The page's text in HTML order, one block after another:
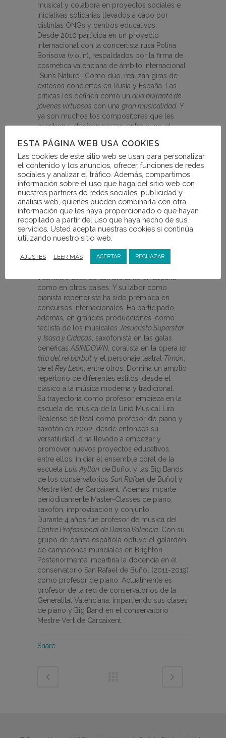
musical y colabora en proyectos sociales e
iniciativas solidarias llevados a cabo por
distintas ONGs y centros educativos.
Desde 2010 participa en un proyecto
internacional con la concertista rusa Polina
Borisova (violín), respaldados por la firma de
cosmética valenciana de ámbito internacional
“Sun’s Nature”. Como dúo, realizan giras de
exitosos conciertos en Rusia y España. Las
críticas los definen como un dúo brillante de
jóvenes virtuosos con una gran musicalidad. Y
ya son muchos los compositores que les
escriben y dedican piezas, entre ellos, el
compositora armenia Elena Machavariani o los
compositores rusos Dmitri Ryabtsev y
Guenadiy Chernov. Con Polina ha conseguido
recientemente el premio al mejor proyecto
de todo el ámbito cultural otorgado por el
Gobierno de Moscú (Rusia) y el 1er Premio en
el Concurso Internacional de Música “Noche
en Madrid” celebrado en la capital española.
Como músico intérprete, ha actuado como
solista en las principales salas de la
bandas y orquestas de referencia mundial.
internacionales de cámara tanto en España
como en otros países. Y su labor como
pianista repertorista ha sido premiada en
concursos internacionales. Ha participado,
además, en grandes producciones, como
teclista de los musicales Jesucristo Superstar
y Isasa y Cidacos , saxofonista en las galas
benéficas ASINDOWN , coralista en la ópera la
filla del rei barbut y el personaje teatral Timón
de el Rey León , entre otros. Domina un amplio
repertorio de diferentes estilos, desde el
clásico a la música moderna y tradicional.
Su trayectoria como profesor empieza en la
escuela de música de la Unió Musical Lira
Realense de Real como profesor de piano y
saxofón en 2002, desde entonces su
versatilidad le ha llevado a empezar y
promover nuevos proyectos educativos,
entre ellos, iniciar el ensemble coral de la
escuela Luis Ayllón de Buñol y las Big Bands
de los conservatorios San Rafael de Buñol y
Mestre Vert de Carcaixent. Además imparte
periódicamente Master-Classes de piano,
saxofón, improvisación y conjunto.
Durante 4 años fue profesor de música del
Centre Professional de Dansa Valencià . Con su
grupo de danza española obtuvo el galardón
de campeones mundiales en Brighton.
Posteriormente impartiría la docencia en el
conservatorio San Rafael de Buñol (2011-2019)
como profesor de piano. Actualmente es
profesor de la red de conservatorios de la
Generalitat Valenciana, impartiendo sus clases
de piano y Big Band en el conservatorio
Mestre Vert de Carcaixent.
Share
ESTA PÁGINA WEB USA COOKIES
Las cookies de este sitio web se usan para personalizar
el contenido y los anuncios, ofrecer funciones de redes
sociales y analizar el tráfico. Además, compartimos
información sobre el uso que haga del sitio web con
nuestros partners de redes sociales, publicidad y
análisis web, quienes pueden combinarla con otra
información que les haya proporcionado o que hayan
recopilado a partir del uso que haya hecho de sus
servicios. Usted acepta nuestras cookies si continúa
utilizando nuestro sitio web.
AJUSTES LEER MÁS ACEPTAR RECHAZAR